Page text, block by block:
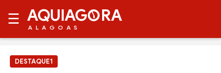
☰ AQUIAG RA
ALAGOAS
DESTAQUE1